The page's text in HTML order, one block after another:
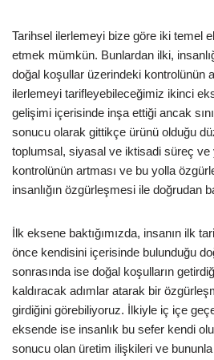
Tarihsel ilerlemeyi bize göre iki temel
etmek mümkün. Bunlardan ilki,
doğal koşullar üzerindeki kontrolünün
ilerlemeyi tarifleyebileceğimiz ikinci
gelişimi içerisinde inşa ettiği ancak
sonucu olarak gittikçe ürünü olduğu
toplumsal, siyasal ve iktisadi süreç ve
kontrolünün artması ve bu yolla
insanlığın özgürleşmesi ile doğrudan
İlk eksene baktığımızda, insanın ilk
önce kendisini içerisinde bulunduğu
sonrasında ise doğal koşulların
kaldıracak adımlar atarak bir
girdiğini görebiliyoruz. İlkiyle iç içe
eksende ise insanlık bu sefer kendi
sonucu olan üretim ilişkileri ve bununla